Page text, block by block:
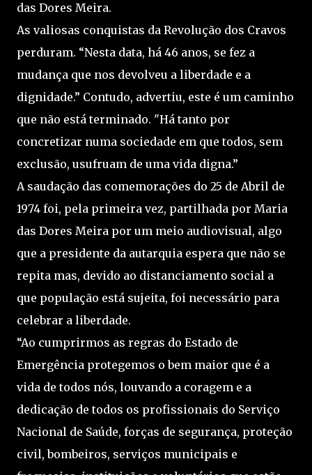
das Dores Meira.
As valiosas conquistas da Revolução dos Cravos
perduram. “Nesta data, há 46 anos, se fez a
mudança que nos devolveu a liberdade e a
dignidade.” Contudo, advertiu, este é um caminho
que não está terminado. "Há tanto por
concretizar numa sociedade em que todos, sem
exclusão, usufruam de uma vida digna.”
A saudação das comemorações do 25 de Abril de
1974 foi, pela primeira vez, partilhada por Maria
das Dores Meira por um meio audiovisual, algo
que a presidente da autarquia espera que não se
repita mas, devido ao distanciamento social a
que população está sujeita, foi necessário para
celebrar a liberdade.
“Ao cumprirmos as regras do Estado de
Emergência protegemos o bem maior que é a
vida de todos nós, louvando a coragem e a
dedicação de todos os profissionais do Serviço
Nacional de Saúde, forças de segurança, proteção
civil, bombeiros, serviços municipais e